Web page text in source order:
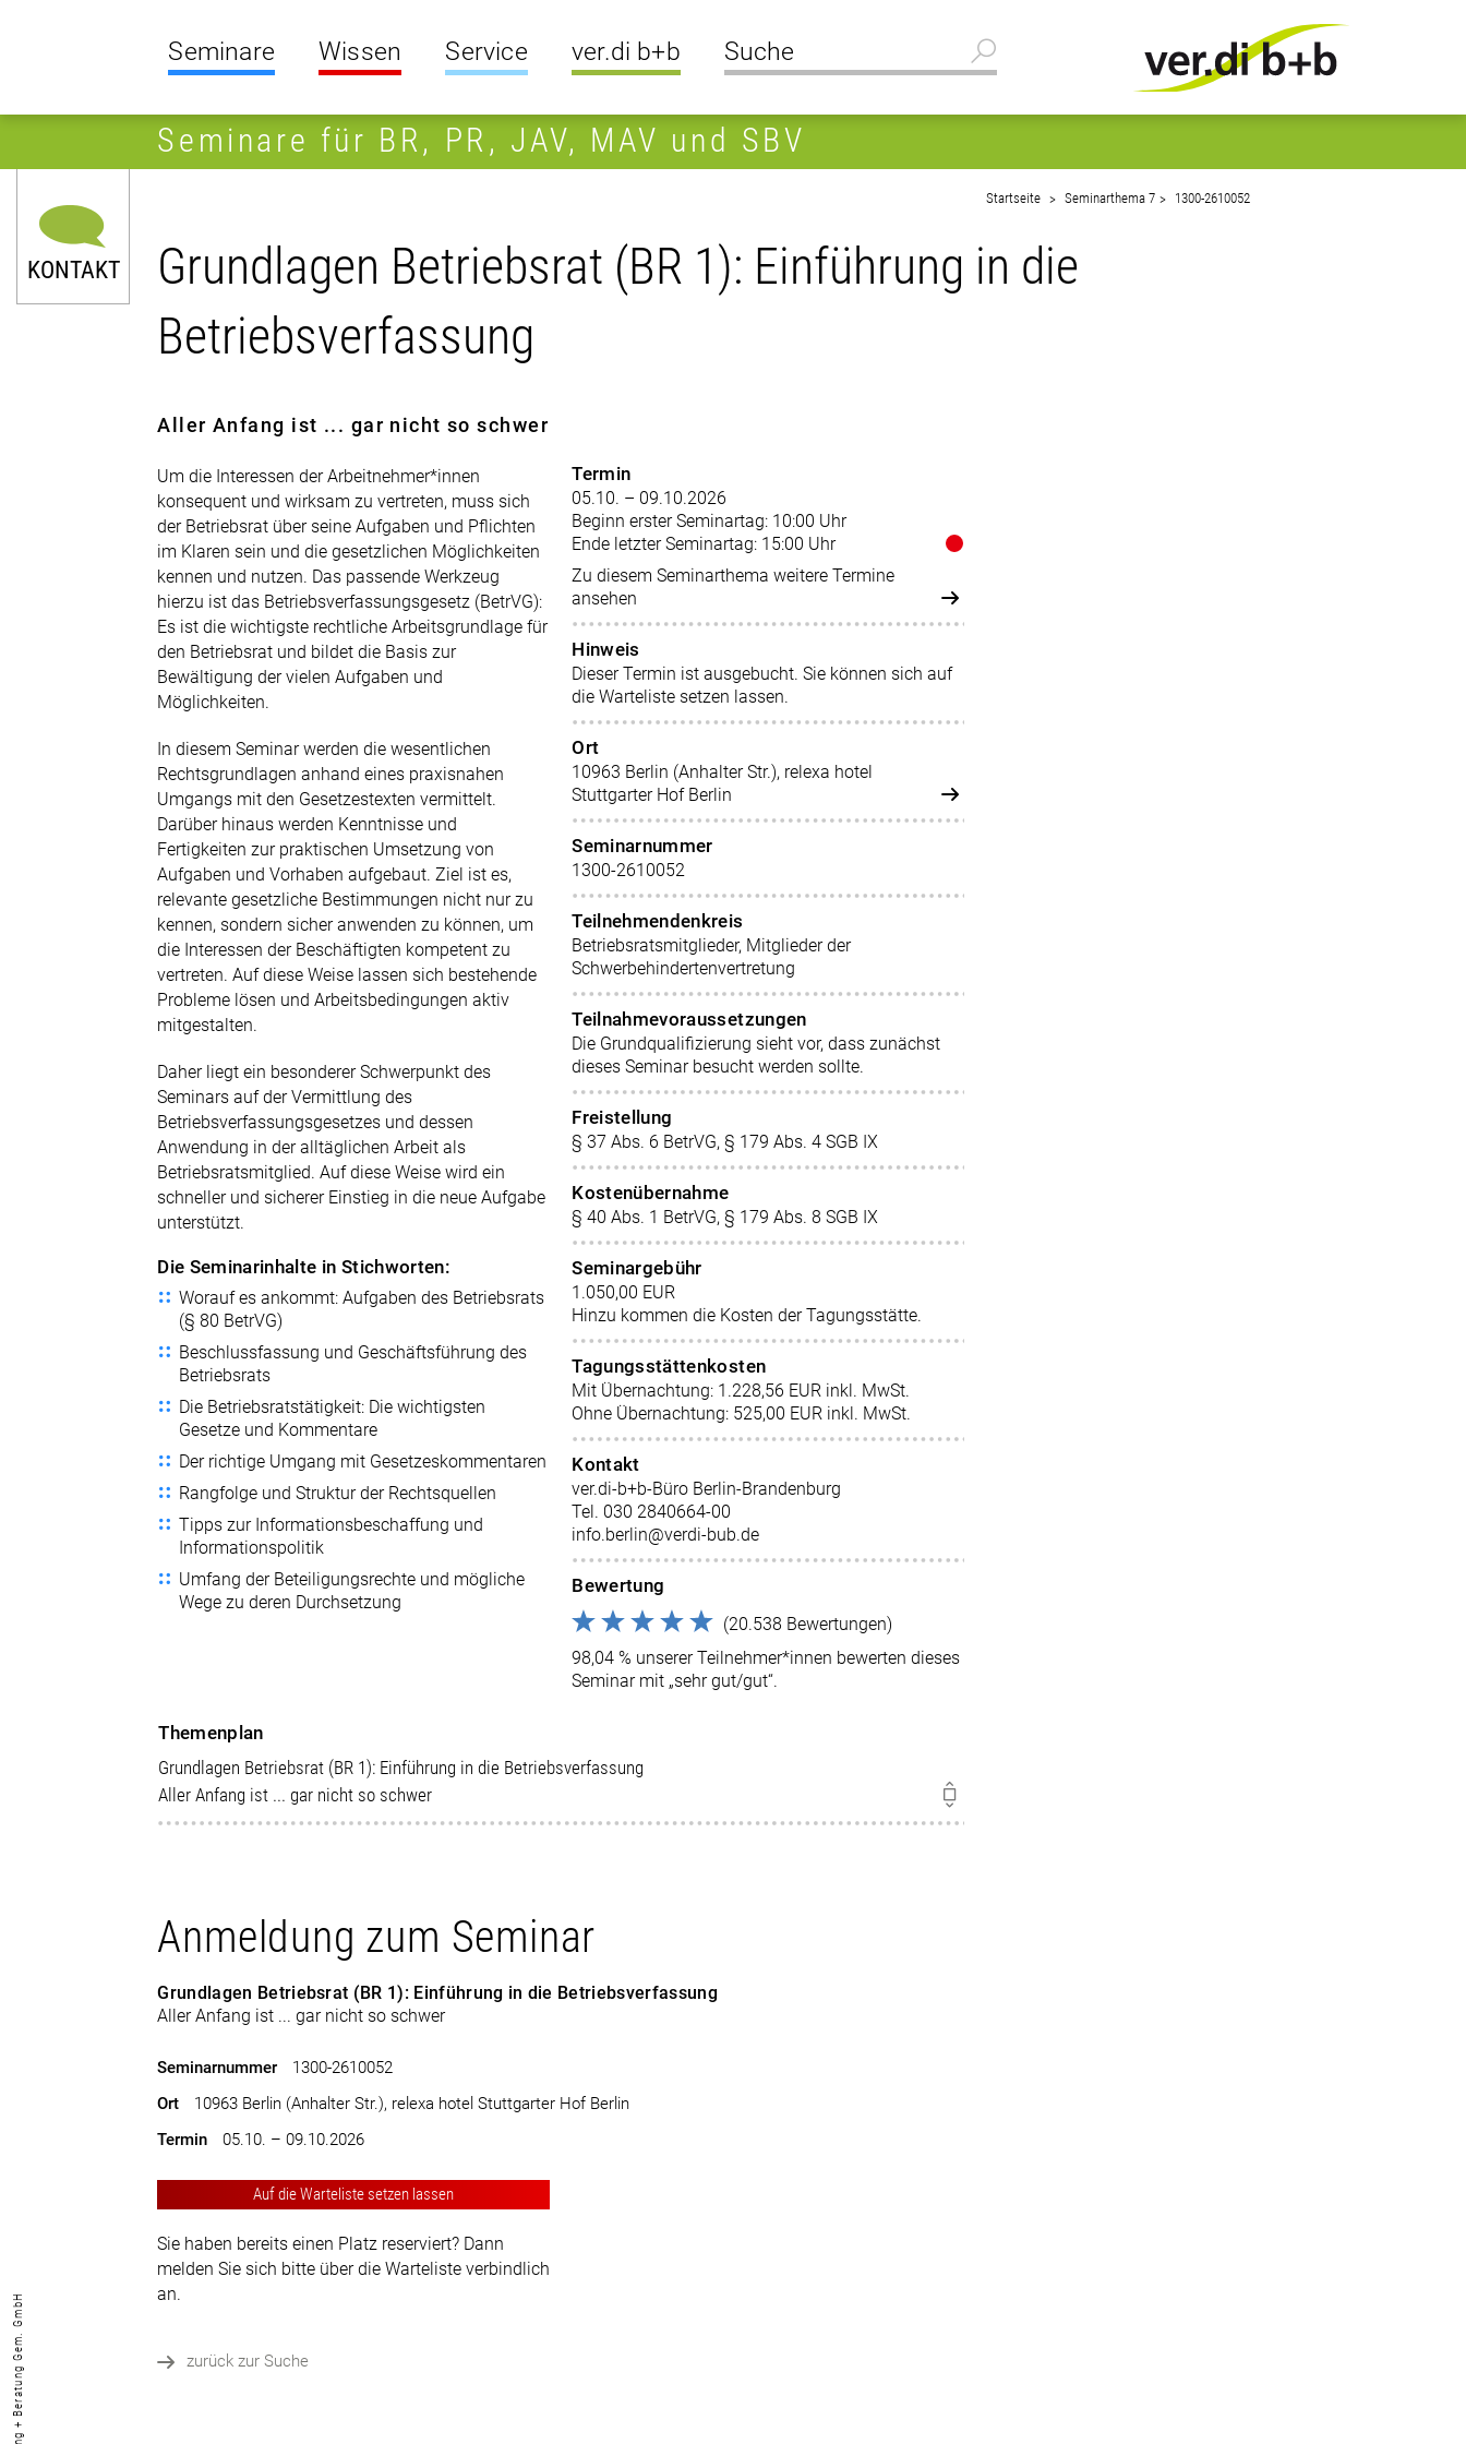
Seminare Wissen Service ver.di b+b
Seminare für BR, PR, JAV, MAV und SBV
KONTAKT
Tel. 030 2840664-00
E-Mail senden
Startseite Seminarthema 7 1300-2610052
Grundlagen Betriebsrat (BR 1): Einführung in die
Betriebsverfassung
Aller Anfang ist ... gar nicht so schwer
Um die Interessen der Arbeitnehmer*innen
konsequent und wirksam zu vertreten, muss sich
der Betriebsrat über seine Aufgaben und Pflichten
im Klaren sein und die gesetzlichen Möglichkeiten
kennen und nutzen. Das passende Werkzeug
hierzu ist das Betriebsverfassungsgesetz (BetrVG):
Es ist die wichtigste rechtliche Arbeitsgrundlage für
den Betriebsrat und bildet die Basis zur
Bewältigung der vielen Aufgaben und
Möglichkeiten.
In diesem Seminar werden die wesentlichen
Rechtsgrundlagen anhand eines praxisnahen
Umgangs mit den Gesetzestexten vermittelt.
Darüber hinaus werden Kenntnisse und
Fertigkeiten zur praktischen Umsetzung von
Aufgaben und Vorhaben aufgebaut. Ziel ist es,
relevante gesetzliche Bestimmungen nicht nur zu
kennen, sondern sicher anwenden zu können, um
die Interessen der Beschäftigten kompetent zu
vertreten. Auf diese Weise lassen sich bestehende
Probleme lösen und Arbeitsbedingungen aktiv
mitgestalten.
Daher liegt ein besonderer Schwerpunkt des
Seminars auf der Vermittlung des
Betriebsverfassungsgesetzes und dessen
Anwendung in der alltäglichen Arbeit als
Betriebsratsmitglied. Auf diese Weise wird ein
schneller und sicherer Einstieg in die neue Aufgabe
unterstützt.
Die Seminarinhalte in Stichworten:
Worauf es ankommt: Aufgaben des Betriebsrats
(§ 80 BetrVG)
Beschlussfassung und Geschäftsführung des
Betriebsrats
Die Betriebsratstätigkeit: Die wichtigsten
Gesetze und Kommentare
Der richtige Umgang mit Gesetzeskommentaren
Rangfolge und Struktur der Rechtsquellen
Tipps zur Informationsbeschaffung und
Informationspolitik
Umfang der Beteiligungsrechte und mögliche
Wege zu deren Durchsetzung
Termin
05.10. – 09.10.2026
Beginn erster Seminartag: 10:00 Uhr
Ende letzter Seminartag: 15:00 Uhr
Zu diesem Seminarthema weitere Termine
ansehen
Hinweis
Dieser Termin ist ausgebucht. Sie können sich auf
die Warteliste setzen lassen.
Ort
10963 Berlin (Anhalter Str.), relexa hotel
Stuttgarter Hof Berlin
Seminarnummer
1300-2610052
Teilnehmendenkreis
Betriebsratsmitglieder, Mitglieder der
Schwerbehindertenvertretung
Teilnahmevoraussetzungen
Die Grundqualifizierung sieht vor, dass zunächst
dieses Seminar besucht werden sollte.
Freistellung
§ 37 Abs. 6 BetrVG, § 179 Abs. 4 SGB IX
Kostenübernahme
§ 40 Abs. 1 BetrVG, § 179 Abs. 8 SGB IX
Seminargebühr
1.050,00 EUR
Hinzu kommen die Kosten der Tagungsstätte.
Tagungsstättenkosten
Mit Übernachtung: 1.228,56 EUR inkl. MwSt.
Ohne Übernachtung: 525,00 EUR inkl. MwSt.
Kontakt
ver.di-b+b-Büro Berlin-Brandenburg
Tel. 030 2840664-00
info.berlin@verdi-bub.de
Bewertung
(20.538 Bewertungen)
98,04 % unserer Teilnehmer*innen bewerten dieses
Seminar mit „sehr gut/gut“.
Themenplan
Grundlagen Betriebsrat (BR 1): Einführung in die Betriebsverfassung
Aller Anfang ist ... gar nicht so schwer
Anmeldung zum Seminar
Grundlagen Betriebsrat (BR 1): Einführung in die Betriebsverfassung
Aller Anfang ist ... gar nicht so schwer
Seminarnummer
1300-2610052
Ort
10963 Berlin (Anhalter Str.), relexa hotel Stuttgarter Hof Berlin
Termin
05.10. – 09.10.2026
Auf die Warteliste setzen lassen
Sie haben bereits einen Platz reserviert? Dann
melden Sie sich bitte über die Warteliste verbindlich
an.
zurück zur Suche